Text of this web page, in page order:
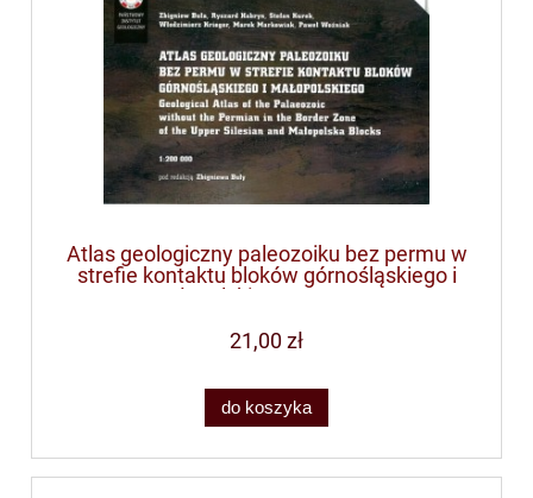
Atlas geologiczny paleozoiku bez permu w
strefie kontaktu bloków górnośląskiego i
małopolskiego 1:200 000
21,00 zł
do koszyka